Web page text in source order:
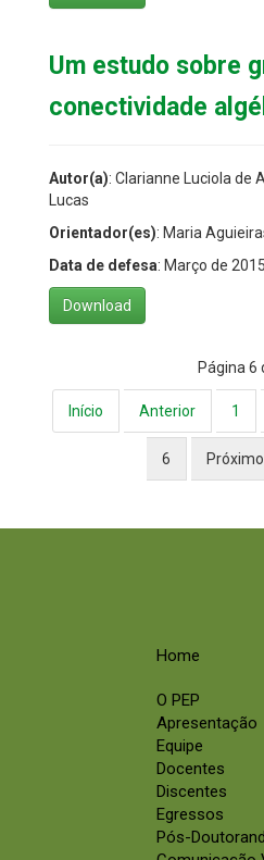
Um estudo sobre
conectividade
Autor(a): Clarianne Luciola de
Lucas
Orientador(es): Maria
Data de defesa: Março de 2015
Download
Página 6
Início Anterior 1
6 Próximo
Home
O PEP
Apresentação
Equipe
Docentes
Discentes
Egressos
Pós-